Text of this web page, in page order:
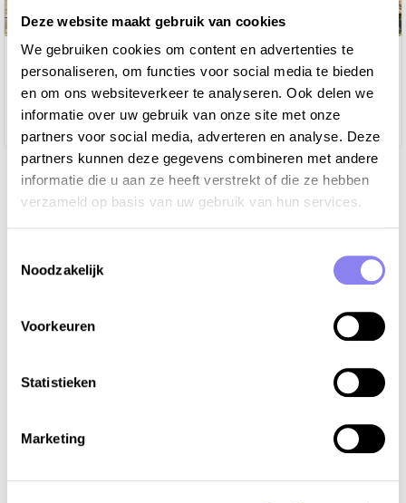
Deze website maakt gebruik van cookies
We gebruiken cookies om content en advertenties te
personaliseren, om functies voor social media te bieden
en om ons websiteverkeer te analyseren. Ook delen we
informatie over uw gebruik van onze site met onze
partners voor social media, adverteren en analyse. Deze
partners kunnen deze gegevens combineren met andere
informatie die u aan ze heeft verstrekt of die ze hebben
verzameld op basis van uw gebruik van hun services.
Noodzakelijk
Voorkeuren
Statistieken
Marketing
Vakantiehuis La Caudeau
Aquitaine, Dordogne
10personen, 5slaapkamers
gratis e-book Dordogne
De tuinen van Marqueyssac
Afdalen in Lascaux